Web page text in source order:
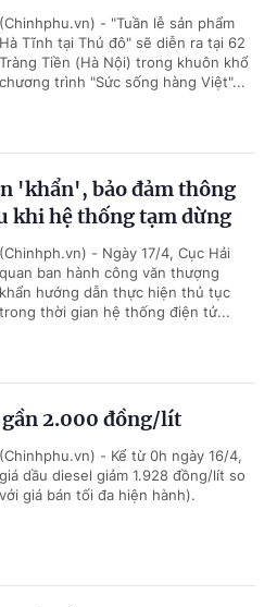
(Chinhphu.vn) - "Tuần lễ sản phẩm
Hà Tĩnh tại Thủ đô" sẽ diễn ra tại 62
Tràng Tiền (Hà Nội) trong khuôn khổ
chương trình "Sức sống hàng Việt"...
'khẩn', bảo đảm thông
khi hệ thống tạm dừng
(Chinhph.vn) - Ngày 17/4, Cục Hải
quan ban hành công văn thượng
khẩn hướng dẫn thực hiện thủ tục
trong thời gian hệ thống điện tử...
gần 2.000 đồng/lít
(Chinhphu.vn) - Kể từ 0h ngày 16/4,
giá dầu diesel giảm 1.928 đồng/lít so
với giá bán tối đa hiện hành).